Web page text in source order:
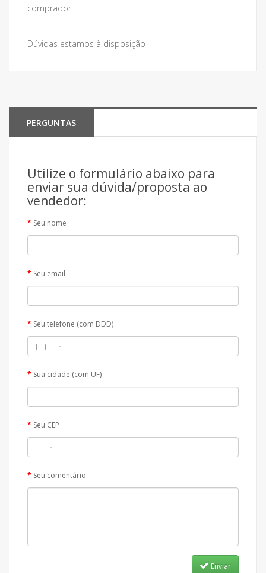
comprador.
Dúvidas estamos à disposição
PERGUNTAS
Utilize o formulário abaixo para
enviar sua dúvida/proposta ao
vendedor:
Seu nome
Seu email
Seu telefone (com DDD)
Sua cidade (com UF)
Seu CEP
Seu comentário
Enviar